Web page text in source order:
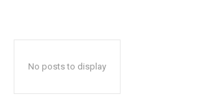
No posts to display